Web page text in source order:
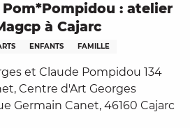
Pom*Pompidou : atelier
à Cajarc
ENFANTS FAMILLE
et Claude Pompidou 134
Centre d'Art Georges
Germain Canet, 46160 Cajarc